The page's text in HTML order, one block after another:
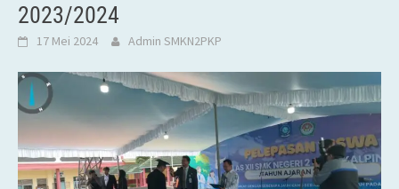
2023/2024
17 Mei 2024 Admin SMKN2PKP